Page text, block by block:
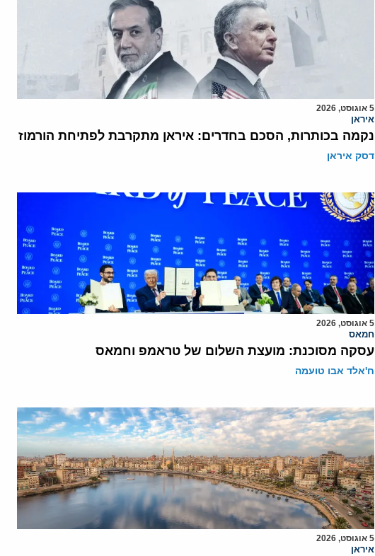
5 אוגוסט, 2026
איראן
נקמה בכותרות, הסכם בחדרים: איראן מתקרבת לפתיחת הורמוז
דסק איראן
5 אוגוסט, 2026
חמאס
עסקה מסוכנת: מועצת השלום של טראמפ וחמאס
ח'אלד אבו טועמה
5 אוגוסט, 2026
איראן